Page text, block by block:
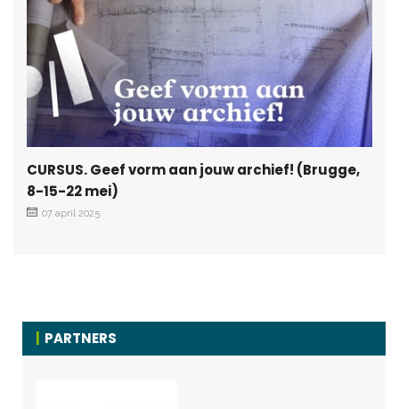
CURSUS. Geef vorm aan jouw archief! (Brugge,
8-15-22 mei)
07 april 2025
PARTNERS